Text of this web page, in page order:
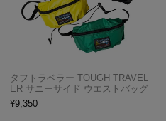
タフトラベラー TOUGH TRAVEL
ER サニーサイド ウエストバッグ
¥9,350